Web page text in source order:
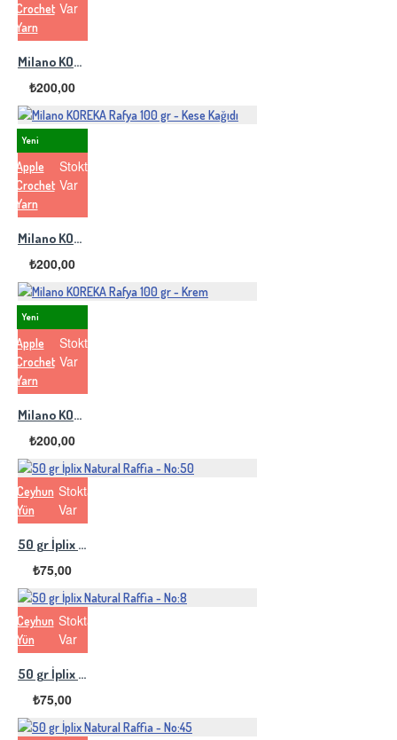
Crochet
Yarn
Var
Milano KOREKA Rafya 100 gr - Koyu Kahve
₺200,00
Yeni
Apple
Crochet
Yarn
Stokta
Var
Milano KOREKA Rafya 100 gr - Kese Kağıdı
₺200,00
Yeni
Apple
Crochet
Yarn
Stokta
Var
Milano KOREKA Rafya 100 gr - Krem
₺200,00
Ceyhun
Yün
Stokta
Var
50 gr İplix Natural Raffia - No:50
₺75,00
Ceyhun
Yün
Stokta
Var
50 gr İplix Natural Raffia - No:8
₺75,00